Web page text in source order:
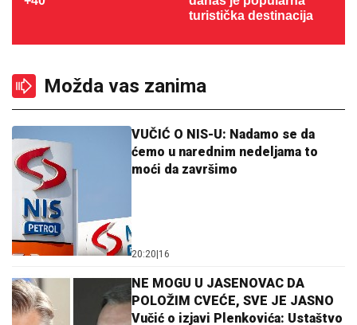
turistička destinacija
Možda vas zanima
VUČIĆ O NIS-U: Nadamo se da
ćemo u narednim nedeljama to
moći da završimo
20:20 16
NE MOGU U JASENOVAC DA
POLOŽIM CVEĆE, SVE JE JASNO
Vučić o izjavi Plenkovića: Ustaštvo